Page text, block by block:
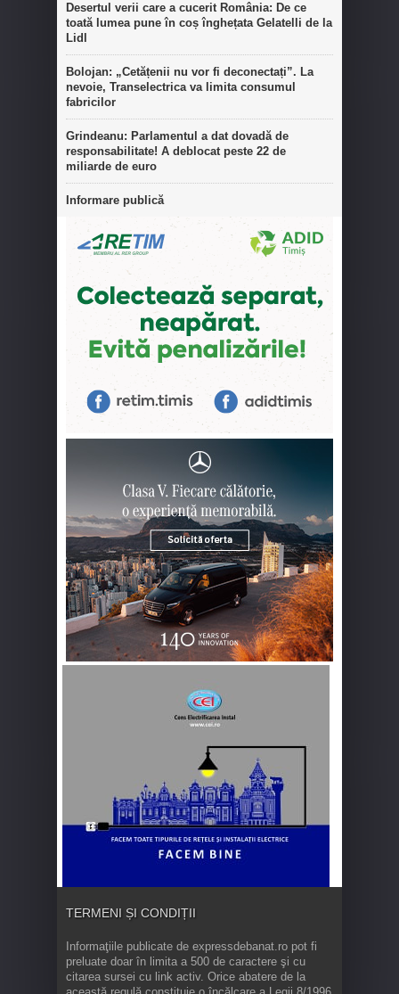
Desertul verii care a cucerit România: De ce
toată lumea pune în coș înghețata Gelatelli de la
Lidl
Bolojan: „Cetățenii nu vor fi deconectați”. La
nevoie, Transelectrica va limita consumul
fabricilor
Grindeanu: Parlamentul a dat dovadă de
responsabilitate! A deblocat peste 22 de
miliarde de euro
Informare publică
TERMENI ȘI CONDIȚII
Informaţiile publicate de expressdebanat.ro pot fi
preluate doar în limita a 500 de caractere şi cu
citarea sursei cu link activ. Orice abatere de la